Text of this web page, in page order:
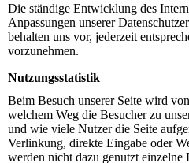
Die ständige Entwicklung des
Anpassungen unserer
behalten uns vor, jederzeit
vorzunehmen.
Nutzungsstatistik
Beim Besuch unserer Seite wird
welchem Weg die Besucher zu
und wie viele Nutzer die Seite
Verlinkung, direkte Eingabe oder
werden nicht dazu genutzt einzelne